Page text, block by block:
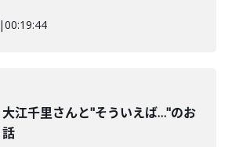
|00:19:44
大江千里さんと"そういえば…"のお
話